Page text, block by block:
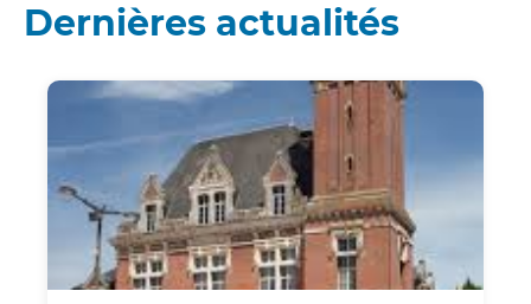
Dernières actualités